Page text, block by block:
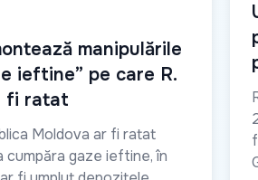
manipulările
ieftine” pe care R.
fi ratat
Moldova ar fi ratat
gaze ieftine, în